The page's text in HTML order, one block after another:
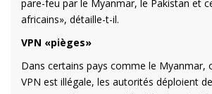
pare-feu par le Myanmar, le Pakistan et
africains», détaille-t-il.
VPN «pièges»
Dans certains pays comme le Myanmar,
VPN est illégale, les autorités déploient